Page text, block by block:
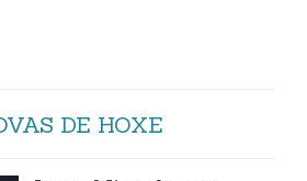
DE HOXE